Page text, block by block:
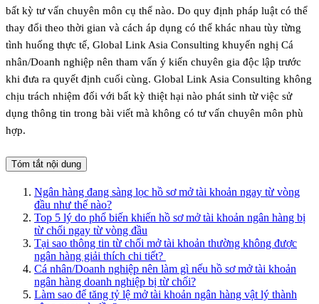
bất kỳ tư vấn chuyên môn cụ thể nào. Do quy định pháp luật có thể
thay đổi theo thời gian và cách áp dụng có thể khác nhau tùy từng
tình huống thực tế, Global Link Asia Consulting khuyến nghị Cá
nhân/Doanh nghiệp nên tham vấn ý kiến chuyên gia độc lập trước
khi đưa ra quyết định cuối cùng. Global Link Asia Consulting không
chịu trách nhiệm đối với bất kỳ thiệt hại nào phát sinh từ việc sử
dụng thông tin trong bài viết mà không có tư vấn chuyên môn phù
hợp.
Tóm tắt nội dung
Ngân hàng đang sàng lọc hồ sơ mở tài khoản ngay từ vòng
đầu như thế nào?
Top 5 lý do phổ biến khiến hồ sơ mở tài khoản ngân hàng bị
từ chối ngay từ vòng đầu
Tại sao thông tin từ chối mở tài khoản thường không được
ngân hàng giải thích chi tiết?
Cá nhân/Doanh nghiệp nên làm gì nếu hồ sơ mở tài khoản
ngân hàng doanh nghiệp bị từ chối?
Làm sao để tăng tỷ lệ mở tài khoản ngân hàng vật lý thành